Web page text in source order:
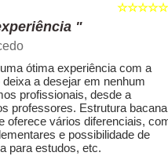
☆☆☆☆☆
"
ótima experiência com a
a desejar em nenhum
profissionais, desde a
professores. Estrutura
oferece vários diferenciais,
e possibilidade de
para estudos, etc.